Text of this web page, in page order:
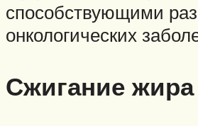
способствующими
онкологических
Сжигание жира